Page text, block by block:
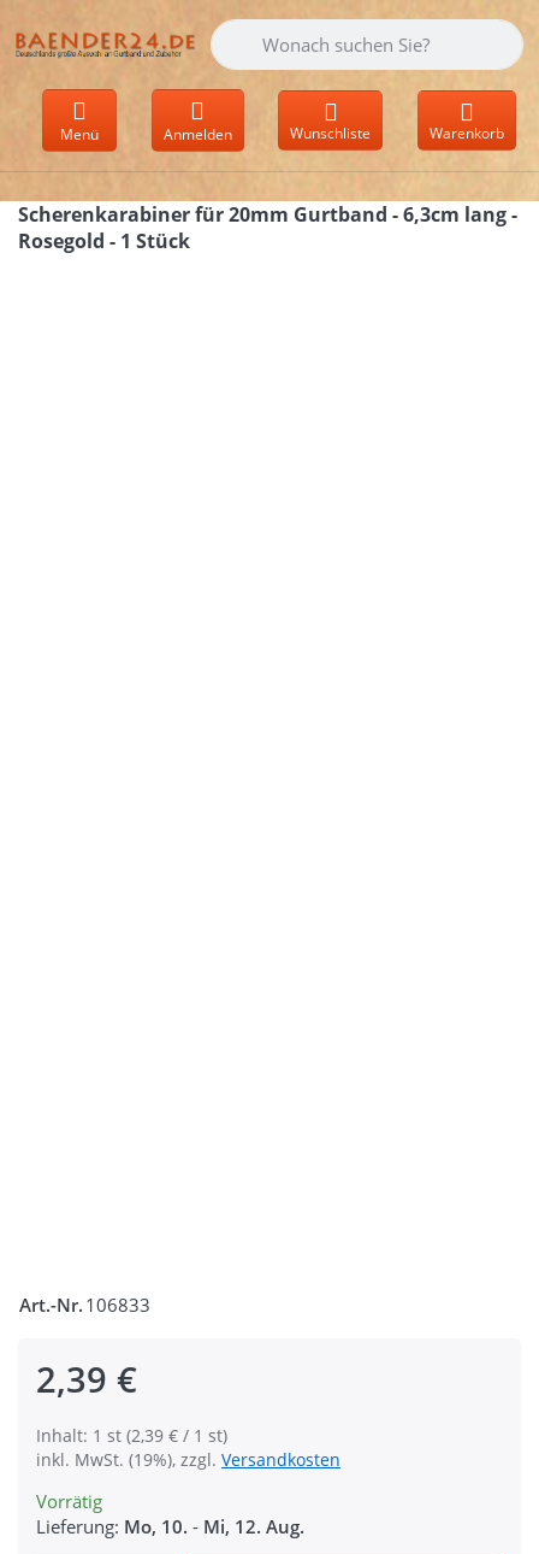
Geben Sie einen Suchbegriff ein.
Menü Anmelden Wunschliste Warenkorb
Scherenkarabiner für 20mm Gurtband - 6,3cm lang -
Rosegold - 1 Stück
Art.-Nr. 106833
2,39 €
Inhalt: 1 st (2,39 € / 1 st)
inkl. MwSt. (19%), zzgl. Versandkosten
Vorrätig
Lieferung: Mo, 10. - Mi, 12. Aug.